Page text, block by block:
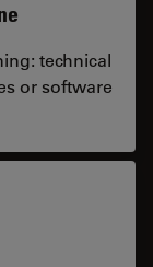
technical
or software